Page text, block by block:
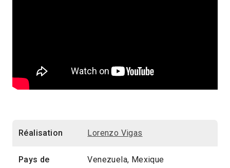
Réalisation Lorenzo Vigas
Pays de
Venezuela, Mexique